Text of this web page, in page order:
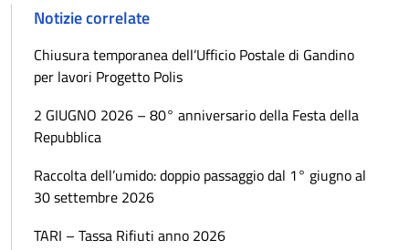
Notizie correlate
Chiusura temporanea dell’Ufficio Postale di Gandino
per lavori Progetto Polis
2 GIUGNO 2026 – 80° anniversario della Festa della
Repubblica
Raccolta dell’umido: doppio passaggio dal 1° giugno al
30 settembre 2026
TARI – Tassa Rifiuti anno 2026